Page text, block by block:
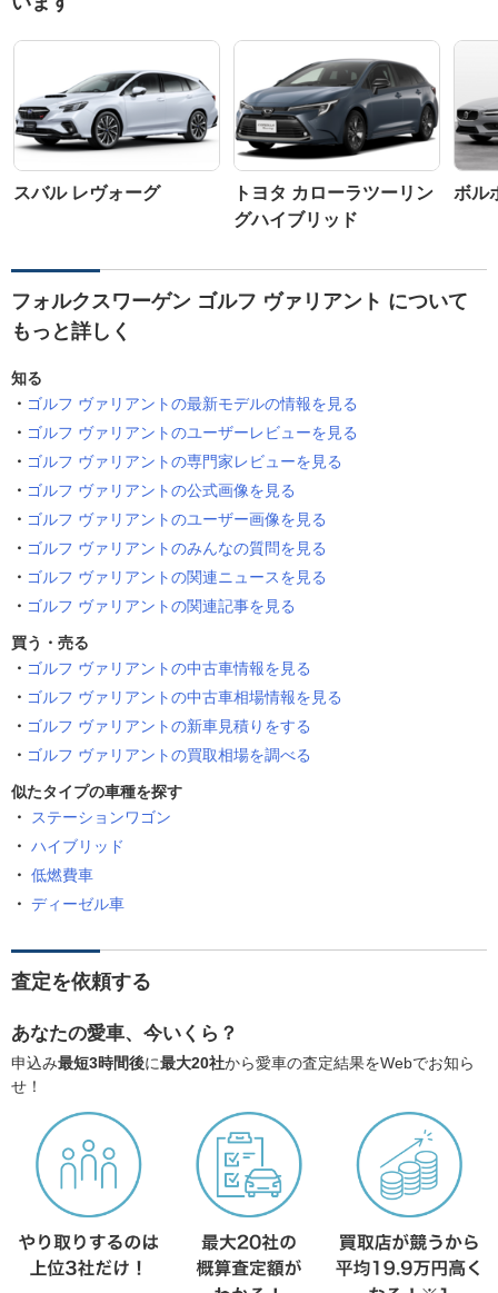
スバル レヴォーグ
トヨタ カローラツーリン
グハイブリッド
ボル
フォルクスワーゲン ゴルフ ヴァリアント について
もっと詳しく
知る
ゴルフ ヴァリアントの最新モデルの情報を見る
ゴルフ ヴァリアントのユーザーレビューを見る
ゴルフ ヴァリアントの専門家レビューを見る
ゴルフ ヴァリアントの公式画像を見る
ゴルフ ヴァリアントのユーザー画像を見る
ゴルフ ヴァリアントのみんなの質問を見る
ゴルフ ヴァリアントの関連ニュースを見る
ゴルフ ヴァリアントの関連記事を見る
買う・売る
ゴルフ ヴァリアントの中古車情報を見る
ゴルフ ヴァリアントの中古車相場情報を見る
ゴルフ ヴァリアントの新車見積りをする
ゴルフ ヴァリアントの買取相場を調べる
似たタイプの車種を探す
ステーションワゴン
ハイブリッド
低燃費車
ディーゼル車
査定を依頼する
あなたの愛車、今いくら？
申込み最短3時間後に最大20社から愛車の査定結果をWebでお知ら
せ！